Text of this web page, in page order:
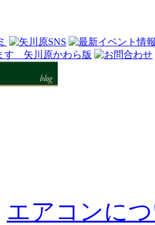
エアコンに